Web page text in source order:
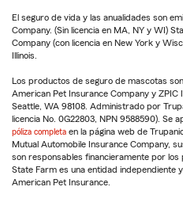
El seguro de vida y las anualidades son
Company. (Sin licencia en MA, NY y WI)
Company (con licencia en New York y
Illinois.
Los productos de seguro de mascotas
American Pet Insurance Company y ZPIC
Seattle, WA 98108. Administrado por
licencia No. 0G22803, NPN 9588590). Se
póliza completa en la página web de
Mutual Automobile Insurance Company,
son responsables financieramente por
State Farm es una entidad independiente
American Pet Insurance.